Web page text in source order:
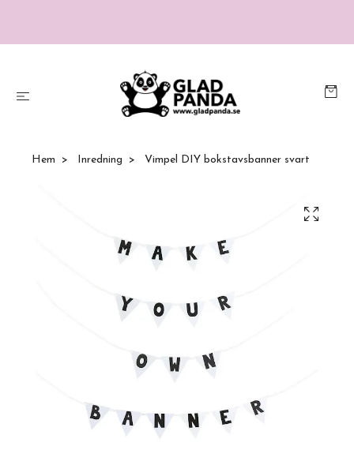
Hem Inredning Vimpel DIY bokstavsbanner svart